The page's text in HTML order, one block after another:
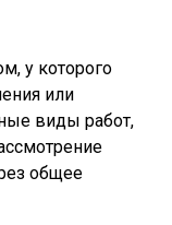
у которого
или
виды работ,
общее